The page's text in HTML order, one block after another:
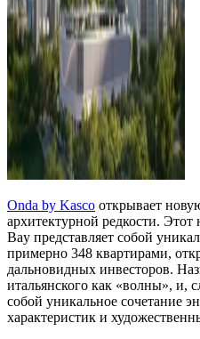
Onda by Kasco открывает
архитектурной редкости.
Bay представляет собой
примерно 348 квартирами,
дальновидных инвесторов.
итальянского как «волны», и,
собой уникальное сочетание
характеристик и